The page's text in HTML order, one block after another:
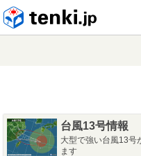
台風13号情報
大型で強い台風13号
ます